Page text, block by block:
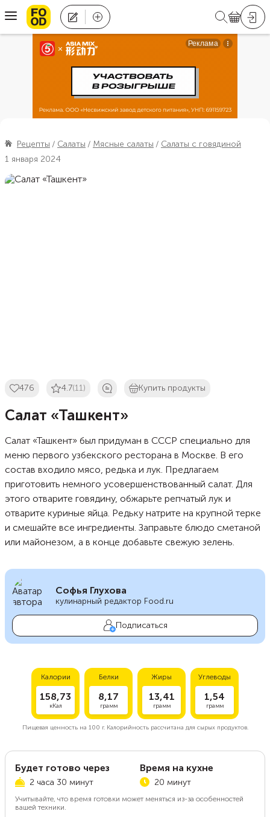
Рецепты Салаты Мясные салаты
Салаты с говядиной
1 января 2024
476 4.7(11) Купить продукты
Салат «Ташкент»
Салат «Ташкент» был придуман в СССР специально для
меню первого узбекского ресторана в Москве. В его
состав входило мясо, редька и лук. Предлагаем
приготовить немного усовершенствованный салат. Для
этого отварите говядину, обжарьте репчатый лук и
отварите куриные яйца. Редьку натрите на крупной терке
и смешайте все ингредиенты. Заправьте блюдо сметаной
или майонезом, а в конце добавьте свежую зелень.
Софья Глухова
кулинарный редактор Food.ru
Подписаться
Калории
158,73
кКал
Белки
8,17
грамм
Жиры
13,41
грамм
Углеводы
1,54
грамм
Пищевая ценность на 100 г.Калорийность рассчитана для сырых продуктов.
Будет готово через
2 часа 30 минут
Время на кухне
20 минут
Учитывайте, что время готовки может меняться из-за особенностей
вашей техники.